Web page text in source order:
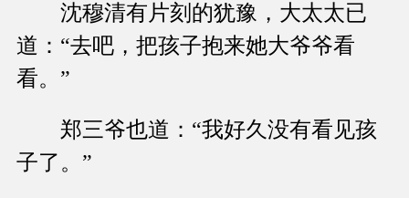
沈穆清有片刻的犹豫，大太太已
道：“去吧，把孩子抱来她大爷爷看
看。”
郑三爷也道：“我好久没有看见孩
子了。”